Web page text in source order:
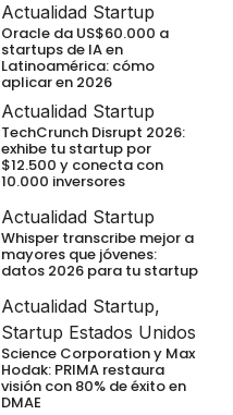
Actualidad Startup
Oracle da US$60.000 a
startups de IA en
Latinoamérica: cómo
aplicar en 2026
Actualidad Startup
TechCrunch Disrupt 2026:
exhibe tu startup por
$12.500 y conecta con
10.000 inversores
Actualidad Startup
Whisper transcribe mejor a
mayores que jóvenes:
datos 2026 para tu startup
Actualidad Startup,
Startup Estados Unidos
Science Corporation y Max
Hodak: PRIMA restaura
visión con 80% de éxito en
DMAE